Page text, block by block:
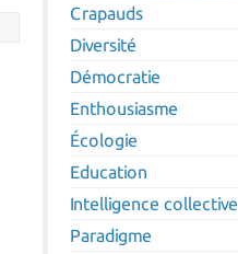
Crapauds
Diversité
Démocratie
Enthousiasme
Écologie
Education
Intelligence collective
Paradigme